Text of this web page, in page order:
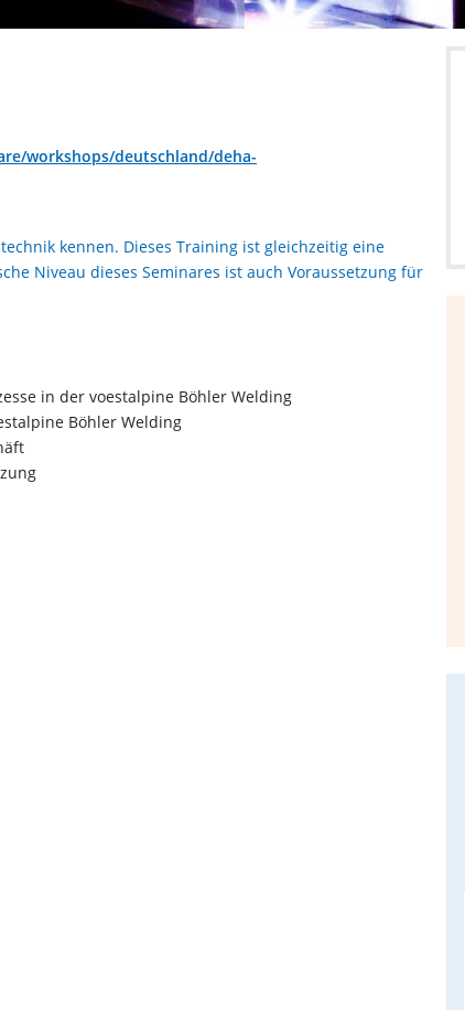
workshops/deutschland/deha-
kennen. Dieses Training ist gleichzeitig eine
Niveau dieses Seminares ist auch Voraussetzung für
in der voestalpine Böhler Welding
Böhler Welding